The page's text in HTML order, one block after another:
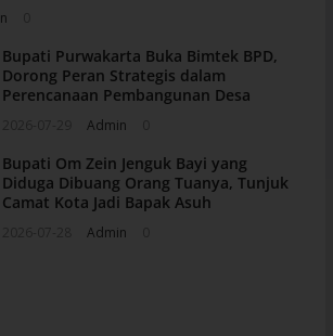
Bupati Purwakarta Buka Bimtek BPD,
Dorong Peran Strategis dalam
Perencanaan Pembangunan Desa
Admin
Bupati Om Zein Jenguk Bayi yang
Diduga Dibuang Orang Tuanya, Tunjuk
Camat Kota Jadi Bapak Asuh
Admin